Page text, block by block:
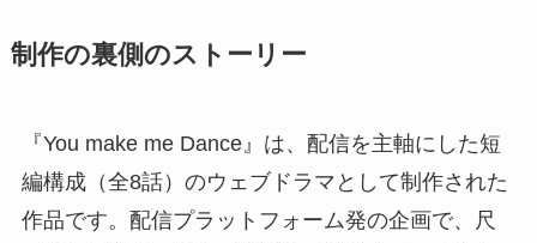
制作の裏側のストーリー
『You make me Dance』は、配信を主軸にした短
編構成（全8話）のウェブドラマとして制作された
作品です。配信プラットフォーム発の企画で、尺